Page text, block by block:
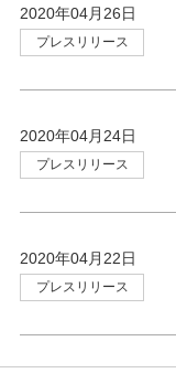
2020年04月26日
プレスリリース
2020年04月24日
プレスリリース
2020年04月22日
プレスリリース